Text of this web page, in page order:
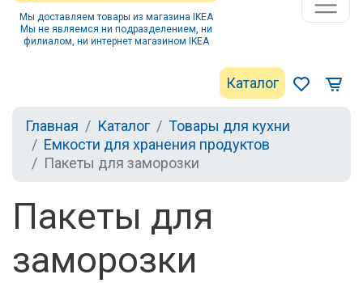
Мы доставляем товары из магазина IKEA
Мы не являемся ни подразделением, ни
филиалом, ни интернет магазином IKEA
Каталог
Главная Каталог
Товары для кухни
Емкости для хранения продуктов
Пакеты для заморозки
Пакеты для
заморозки